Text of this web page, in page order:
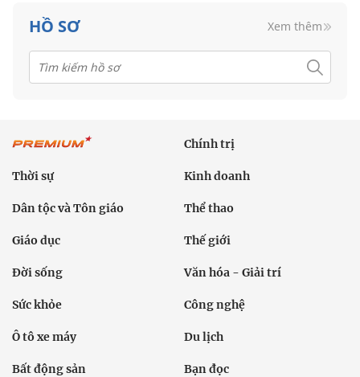
HỒ SƠ Xem thêm
Chính trị
Thời sự Kinh doanh
Dân tộc và Tôn giáo Thể thao
Giáo dục Thế giới
Đời sống Văn hóa - Giải trí
Sức khỏe Công nghệ
Ô tô xe máy Du lịch
Bất động sản Bạn đọc